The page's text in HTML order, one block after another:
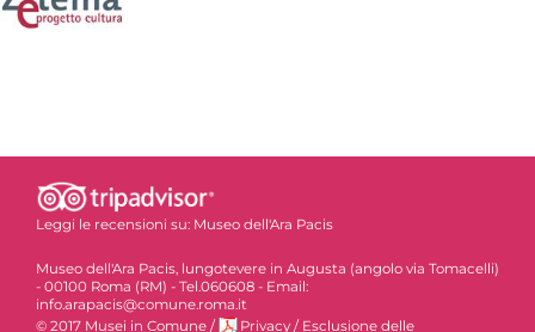
Leggi le recensioni su: Museo dell'Ara Pacis
Museo dell'Ara Pacis, lungotevere in Augusta (angolo via Tomacelli)
- 00100 Roma (RM) - Tel.060608 - Email:
info.arapacis@comune.roma.it
© 2017 Musei in Comune / Privacy / Esclusione delle